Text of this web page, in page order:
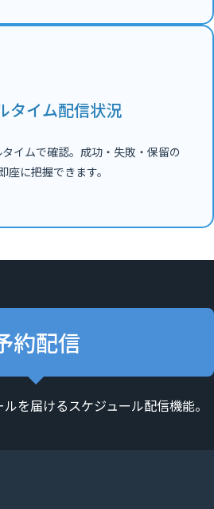
タイム配信状況
イムで確認。成功・失敗・保留の
座に把握できます。
約配信
を届けるスケジュール配信機能。